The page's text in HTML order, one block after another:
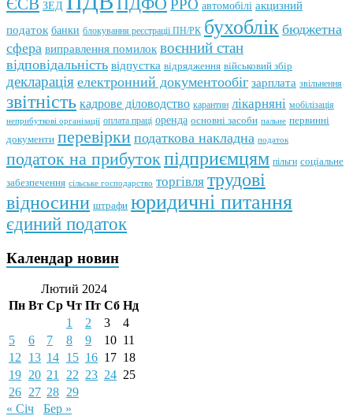
ЄСВ ЗЕД РРО автомобілі акцизний
податок банки блокування реєстрації ПН/РК бухоблік бюджетна
сфера виправлення помилок воєнний стан
відповідальність відпустка відрядження військовий збір
декларація електронний документообіг зарплата звільнення
звітність кадрове діловодство карантин лікарняні мобілізація
неприбуткові організації оплата праці оренда основні засоби пальне первинні
документи перевірки податкова накладна податок
податок на прибутокпідприємцям пільги соціальне
забезпечення сільське господарство торгівля трудові
відносини штрафи юридичні питання
єдиний податок
Календар новин
Лютий 2024
Пн Вт Ср Чт Пт Сб Нд
1
2 3
4
5
6 7 8 9 10 11
12
13 14 15 16 17 18
19 20 21 22 23 24 25
26 27 28 29
« Січ
Бер »